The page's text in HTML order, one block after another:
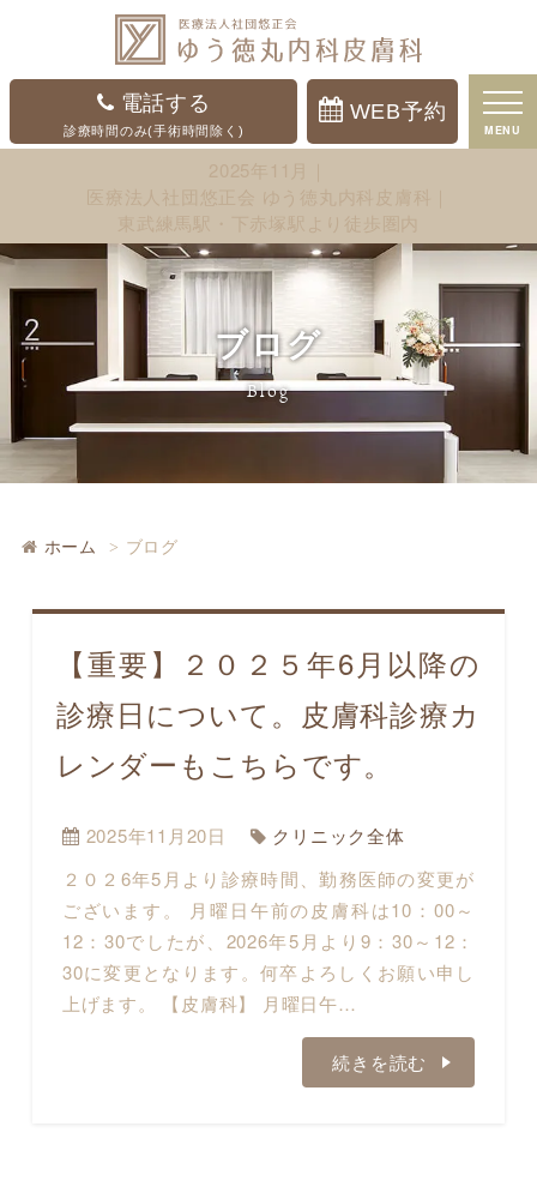
電話する
診療時間のみ(手術時間除く)
WEB予約
MENU
2025年11月｜
医療法人社団悠正会 ゆう徳丸内科皮膚科｜
東武練馬駅・下赤塚駅より徒歩圏内
ブログ
Blog
ホーム ブログ
【重要】２０２５年6月以降の
診療日について。皮膚科診療カ
レンダーもこちらです。
2025年11月20日
クリニック全体
２０２6年5月より診療時間、勤務医師の変更が
ございます。 月曜日午前の皮膚科は10：00～
12：30でしたが、2026年5月より9：30～12：
30に変更となります。何卒よろしくお願い申し
上げます。 【皮膚科】 月曜日午…
続きを読む